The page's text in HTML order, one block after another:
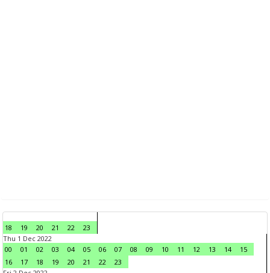
18 19 20 21 22
23
Thu 1 Dec 2022
00
01 02 03 04 05 06 07 08 09 10 11 12 13 14
15
16
17 18 19 20 21 22
23